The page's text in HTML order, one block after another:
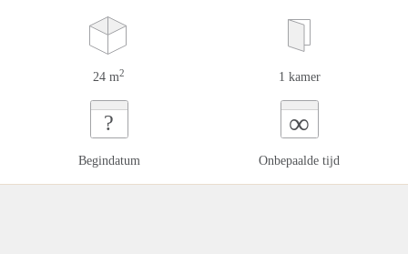
24 m2 1 kamer
?
Begindatum
∞
Onbepaalde tijd